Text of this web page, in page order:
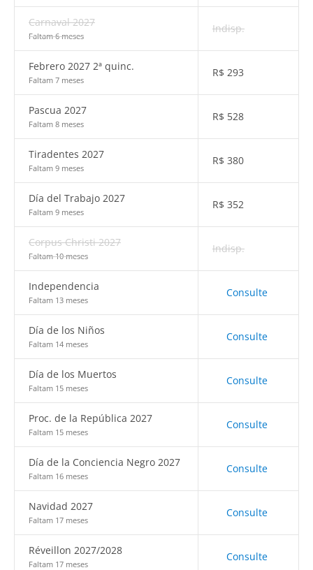
Carnaval 2027
Faltam 6 meses
Indisp.
Febrero 2027 2ª quinc.
Faltam 7 meses
R$ 293
Pascua 2027
Faltam 8 meses
R$ 528
Tiradentes 2027
Faltam 9 meses
R$ 380
Día del Trabajo 2027
Faltam 9 meses
R$ 352
Corpus Christi 2027
Faltam 10 meses
Indisp.
Independencia
Faltam 13 meses
Consulte
Día de los Niños
Faltam 14 meses
Consulte
Día de los Muertos
Faltam 15 meses
Consulte
Proc. de la República 2027
Faltam 15 meses
Consulte
Día de la Conciencia Negro 2027
Faltam 16 meses
Consulte
Navidad 2027
Faltam 17 meses
Consulte
Réveillon 2027/2028
Faltam 17 meses
Consulte